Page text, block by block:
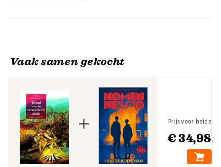
Vaak samen gekocht
€ 34,98
Prijs voor beide